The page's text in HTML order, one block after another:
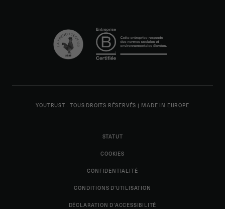
YOUTRUST - TOUS DROITS RÉSERVÉS | MADE IN EUROPE
STATUT
COOKIES
CONFIDENTIALITÉ
CONDITIONS D'UTILISATION
DÉCLARATION D’ACCESSIBILITÉ